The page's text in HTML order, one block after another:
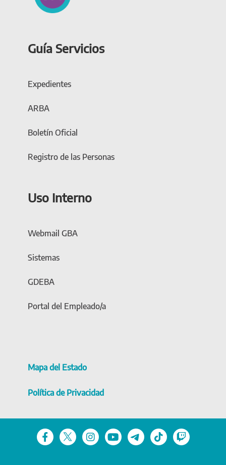
Guía Servicios
Expedientes
ARBA
Boletín Oficial
Registro de las Personas
Uso Interno
Webmail GBA
Sistemas
GDEBA
Portal del Empleado/a
Mapa del Estado
Política de Privacidad